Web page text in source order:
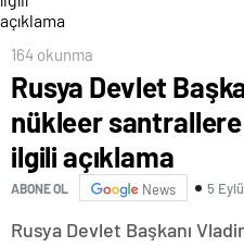
164 okunma
Rusya Devlet
nükleer santrallere
ilgili açıklama
ABONE OL News 5
Rusya Devlet Başkanı